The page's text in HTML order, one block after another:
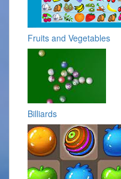
Fruits and Vegetables
Billiards